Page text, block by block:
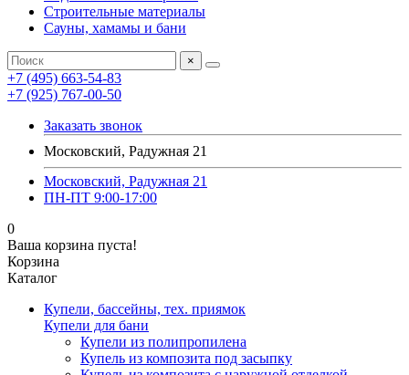
Строительные материалы
Сауны, хамамы и бани
×
+7 (495) 663-54-83
+7 (925) 767-00-50
Заказать звонок
Московский, Радужная 21
Московский, Радужная 21
ПН-ПТ 9:00-17:00
0
Ваша корзина пуста!
Корзина
Каталог
Купели, бассейны, тех. приямок
Купели для бани
Купели из полипропилена
Купель из композита под засыпку